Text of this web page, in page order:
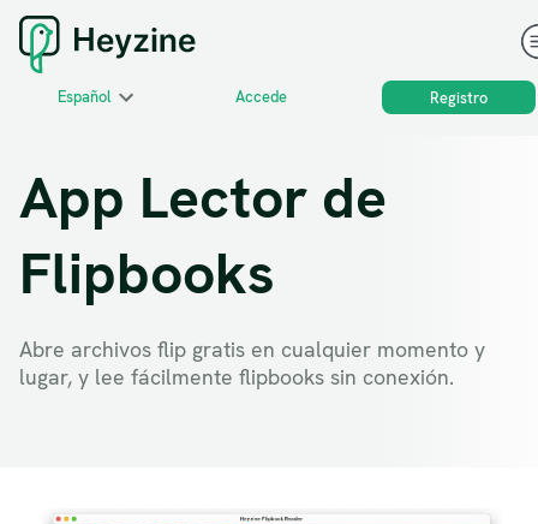
Español Accede Registro
App Lector de
Flipbooks
Abre archivos flip gratis en cualquier momento y
lugar, y lee fácilmente flipbooks sin conexión.